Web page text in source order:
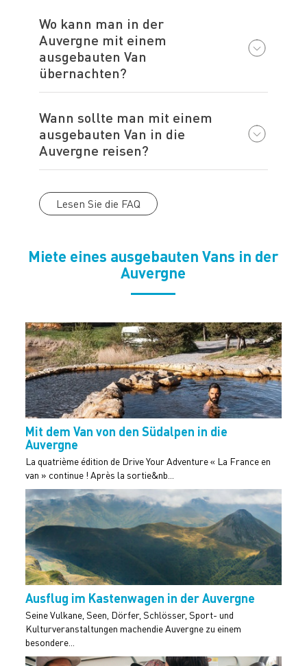
Wo kann man in der
Auvergne mit einem
ausgebauten Van
übernachten?
Wann sollte man mit einem
ausgebauten Van in die
Auvergne reisen?
Lesen Sie die FAQ
Miete eines ausgebauten Vans in der
Auvergne
Mit dem Van von den Südalpen in die
Auvergne
La quatrième édition de Drive Your Adventure « La France en
van » continue ! Après la sortie&nb...
Ausflug im Kastenwagen in der Auvergne
Seine Vulkane, Seen, Dörfer, Schlösser, Sport- und
Kulturveranstaltungen machendie Auvergne zu einem
besondere...